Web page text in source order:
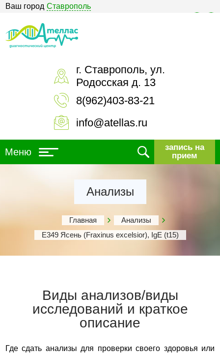
Ваш город Ставрополь
г. Ставрополь, ул.
Родосская д. 13
8(962)403-83-21
info@atellas.ru
Меню
запись на
прием
Анализы
Главная
Анализы
Е349 Ясень (Fraxinus excelsior), IgE (t15)
Виды анализов/виды
исследований и краткое
описание
Где сдать анализы для проверки своего здоровья или